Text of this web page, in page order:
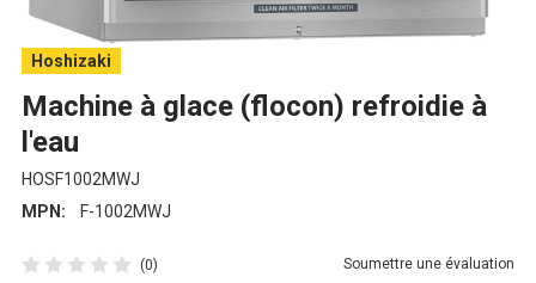
Hoshizaki
Machine à glace (flocon) refroidie à
l'eau
HOSF1002MWJ
MPN:
F-1002MWJ
(0) Soumettre une évaluation